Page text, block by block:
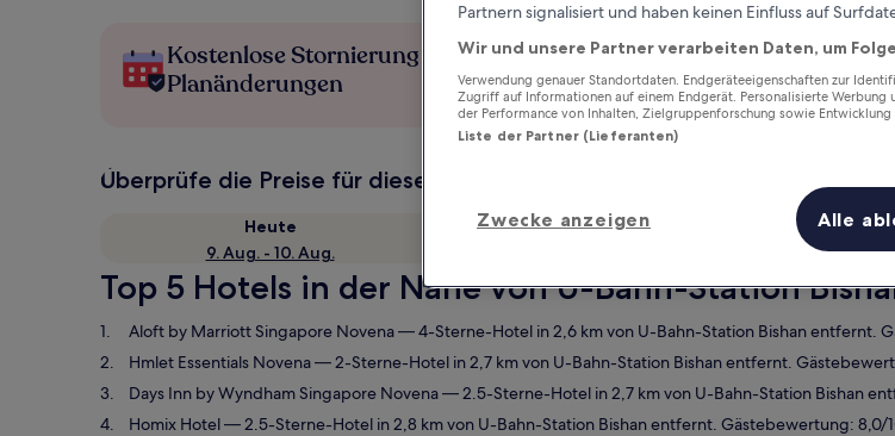
Kostenlose Stornierung bei
Planänderungen
Verdiene Prämien für
wahrgenommene
Überprüfe die Preise für diese Daten
Heute
9. Aug. - 10. Aug.
Morgen
Top 5 Hotels in der Nähe von U-Bahn-Station
Aloft by Marriott Singapore Novena— 4-Sterne-Hotel in 2,6 km von U-Bahn-Station Bishan entfernt.
Hmlet Essentials Novena— 2-Sterne-Hotel in 2,7 km von U-Bahn-Station Bishan entfernt.
Days Inn by Wyndham Singapore Novena— 2.5-Sterne-Hotel in 2,7 km von U-Bahn-Station Bishan
Homix Hotel— 2.5-Sterne-Hotel in 2,8 km von U-Bahn-Station Bishan entfernt. Gästebewertung: 8,0/
Partnern signalisiert und haben keinen Einfluss auf
Wir und unsere Partner verarbeiten Daten, um
Verwendung genauer Standortdaten. Endgeräteeigenschaften zur
Zugriff auf Informationen auf einem Endgerät. Personalisierte Werbung
der Performance von Inhalten, Zielgruppenforschung sowie
Liste der Partner (Lieferanten)
Zwecke anzeigen Alle